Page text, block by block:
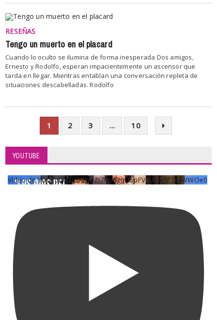
RESEÑAS
Tengo un muerto en el placard
Cuando lo oculto se ilumina de forma inesperada Dos amigos,
Ernesto y Rodolfo, esperan impacientemente un ascensor que
tarda en llegar. Mientras entablan una conversación repleta de
situaciones descabelladas. Rodolfo
1 2 3 … 10
YOUTUBE
Vídeo de YouTube UCKqYjiZi7lzy6gqU6pFVFiA_A3EZ9JWWOe0